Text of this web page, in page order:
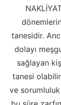
tanesidir.
dolayı
sağlayan
tanesi
ve